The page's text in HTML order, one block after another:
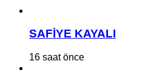
SAFİYE KAYALI
16 saat önce